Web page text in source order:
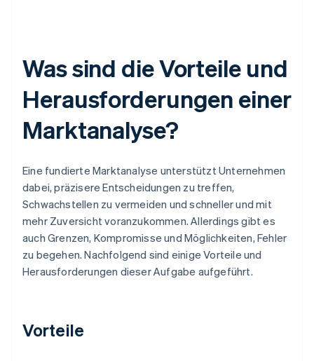
Was sind die Vorteile und
Herausforderungen einer
Marktanalyse?
Eine fundierte Marktanalyse unterstützt Unternehmen
dabei, präzisere Entscheidungen zu treffen,
Schwachstellen zu vermeiden und schneller und mit
mehr Zuversicht voranzukommen. Allerdings gibt es
auch Grenzen, Kompromisse und Möglichkeiten, Fehler
zu begehen. Nachfolgend sind einige Vorteile und
Herausforderungen dieser Aufgabe aufgeführt.
Vorteile